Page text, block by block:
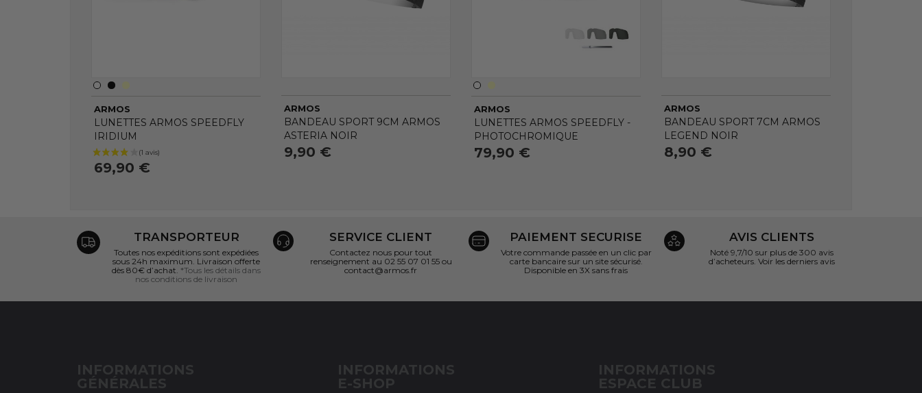
ARMOS
LUNETTES ARMOS SPEEDFLY
IRIDIUM
69,90 €
ARMOS
BANDEAU SPORT 9CM ARMOS
ASTERIA NOIR
9,90 €
ARMOS
LUNETTES ARMOS SPEEDFLY -
PHOTOCHROMIQUE
79,90 €
ARMOS
BANDEAU SPORT 7CM ARMOS
LEGEND NOIR
8,90 €
TRANSPORTEUR
Toutes nos expéditions sont expédiées
sous 24h maximum. Livraison offerte
dès 80€ d’achat. *Tous les détails dans
nos conditions de livraison
SERVICE CLIENT
Contactez nous pour tout
renseignement au 02 55 07 01 55 ou
contact@armos.fr
PAIEMENT SECURISE
Votre commande passée en un clic par
carte bancaire sur un site sécurisé.
Disponible en 3X sans frais
AVIS CLIENTS
Noté 9,7/10 sur plus de 300 avis
d’acheteurs.Voir les derniers avis
INFORMATIONS
GÉNÉRALES
INFORMATIONS
E-SHOP
INFORMATIONS
ESPACE CLUB